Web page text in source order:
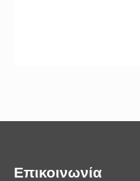
Επικοινωνία